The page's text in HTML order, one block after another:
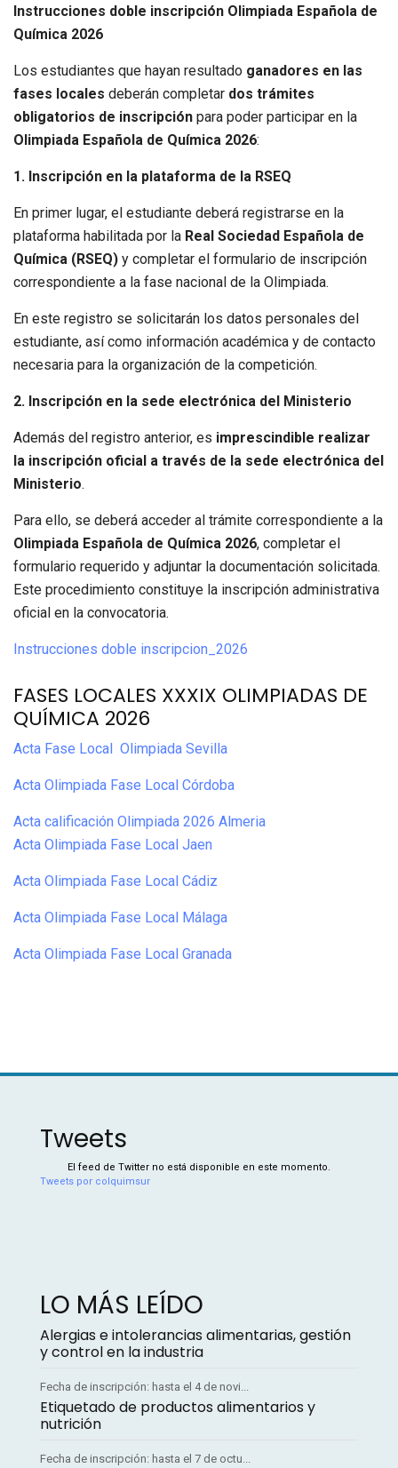
Instrucciones doble inscripción Olimpiada Española de
Química 2026
Los estudiantes que hayan resultado ganadores en las
fases locales deberán completar dos trámites
obligatorios de inscripción para poder participar en la
Olimpiada Española de Química 2026:
1. Inscripción en la plataforma de la RSEQ
En primer lugar, el estudiante deberá registrarse en la
plataforma habilitada por la Real Sociedad Española de
Química (RSEQ) y completar el formulario de inscripción
correspondiente a la fase nacional de la Olimpiada.
En este registro se solicitarán los datos personales del
estudiante, así como información académica y de contacto
necesaria para la organización de la competición.
2. Inscripción en la sede electrónica del Ministerio
Además del registro anterior, es imprescindible realizar
la inscripción oficial a través de la sede electrónica del
Ministerio.
Para ello, se deberá acceder al trámite correspondiente a la
Olimpiada Española de Química 2026, completar el
formulario requerido y adjuntar la documentación solicitada.
Este procedimiento constituye la inscripción administrativa
oficial en la convocatoria.
Instrucciones doble inscripcion_2026
FASES LOCALES XXXIX OLIMPIADAS DE
QUÍMICA 2026
Acta Fase Local Olimpiada Sevilla
Acta Olimpiada Fase Local Córdoba
Acta calificación Olimpiada 2026 Almeria
Acta Olimpiada Fase Local Jaen
Acta Olimpiada Fase Local Cádiz
Acta Olimpiada Fase Local Málaga
Acta Olimpiada Fase Local Granada
Tweets
El feed de Twitter no está disponible en este momento.
Tweets por colquimsur
LO MÁS LEÍDO
Alergias e intolerancias alimentarias, gestión
y control en la industria
Fecha de inscripción: hasta el 4 de novi...
Etiquetado de productos alimentarios y
nutrición
Fecha de inscripción: hasta el 7 de octu...